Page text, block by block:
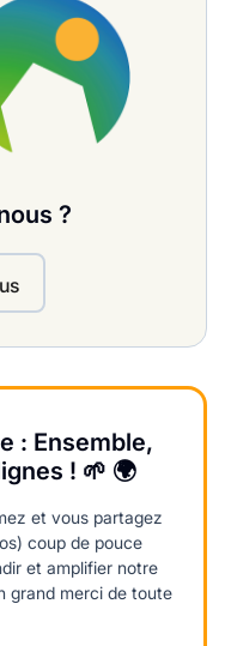
?
: Ensemble,
! 🌱 🌍
et vous partagez
coup de pouce
et amplifier notre
grand merci de toute